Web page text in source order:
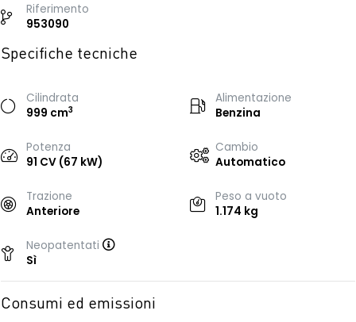
Riferimento
953090
Specifiche tecniche
Cilindrata
999 cm3
Alimentazione
Benzina
Potenza
91 CV (67 kW)
Cambio
Automatico
Trazione
Anteriore
Peso a vuoto
1.174 kg
Neopatentati
Sì
Consumi ed emissioni